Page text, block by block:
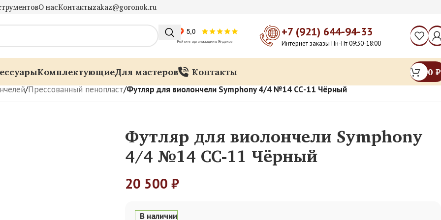
О насКонтактыzakaz@goronok.ru
+7 (921) 644-94-33
Интернет заказы Пн-Пт 09:30-18:00
КомплектующиеДля мастеров Контакты 0 ₽
/Прессованный пенопласт/Футляр для виолончели Symphony 4/4 №14 СС-11 Чёрный
Футляр для виолончели Symphony
4/4 №14 СС-11 Чёрный
20 500 ₽
В наличии